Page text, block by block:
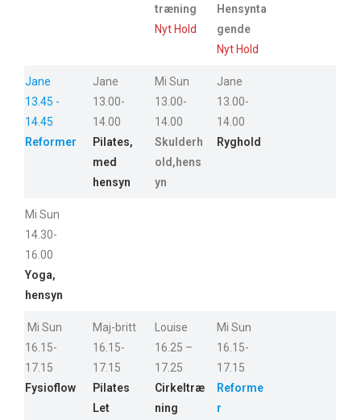
træning
Nyt Hold
Hensynta
gende
Nyt Hold
Jane
13.45 -
14.45
Reformer
Jane
13.00-
14.00
Pilates,
med
hensyn
Mi Sun
13.00-
14.00
Skulderh
old,hens
yn
Jane
13.00-
14.00
Ryghold
Mi Sun
14.30-
16.00
Yoga,
hensyn
Mi Sun
16.15-
17.15
Fysioflow
Maj-britt
16.15-
17.15
Pilates
Let
Louise
16.25 –
17.25
Cirkeltræ
ning
Mi Sun
16.15-
17.15
Reforme
r